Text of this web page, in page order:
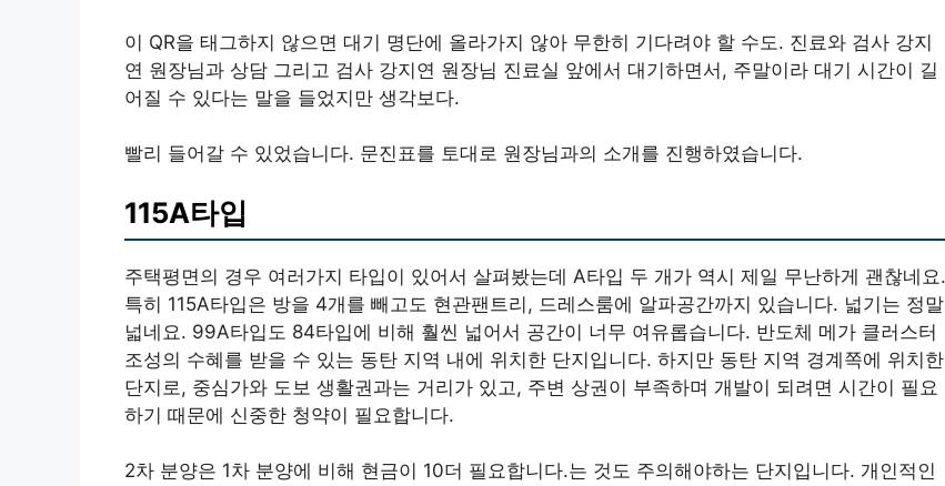
이 QR을 태그하지 않으면 대기 명단에 올라가지 않아 무한히 기다려야 할 수도. 진료와 검사 강지
연 원장님과 상담 그리고 검사 강지연 원장님 진료실 앞에서 대기하면서, 주말이라 대기 시간이 길
어질 수 있다는 말을 들었지만 생각보다.
빨리 들어갈 수 있었습니다. 문진표를 토대로 원장님과의 소개를 진행하였습니다.
115A타입
주택평면의 경우 여러가지 타입이 있어서 살펴봤는데 A타입 두 개가 역시 제일 무난하게 괜찮네요.
특히 115A타입은 방을 4개를 빼고도 현관팬트리, 드레스룸에 알파공간까지 있습니다. 넓기는 정말
넓네요. 99A타입도 84타입에 비해 훨씬 넓어서 공간이 너무 여유롭습니다. 반도체 메가 클러스터
조성의 수혜를 받을 수 있는 동탄 지역 내에 위치한 단지입니다. 하지만 동탄 지역 경계쪽에 위치한
단지로, 중심가와 도보 생활권과는 거리가 있고, 주변 상권이 부족하며 개발이 되려면 시간이 필요
하기 때문에 신중한 청약이 필요합니다.
2차 분양은 1차 분양에 비해 현금이 10더 필요합니다.는 것도 주의해야하는 단지입니다. 개인적인